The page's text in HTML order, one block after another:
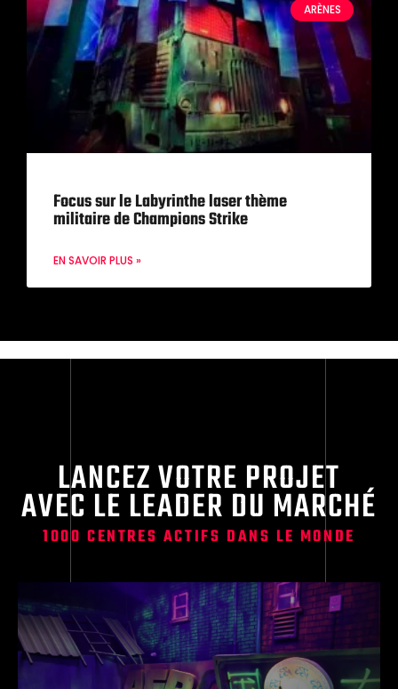
ARÈNES
Focus sur le Labyrinthe laser thème
militaire de Champions Strike
EN SAVOIR PLUS »
LANCEZ VOTRE PROJET
AVEC LE LEADER DU MARCHÉ
1000 CENTRES ACTIFS DANS LE MONDE